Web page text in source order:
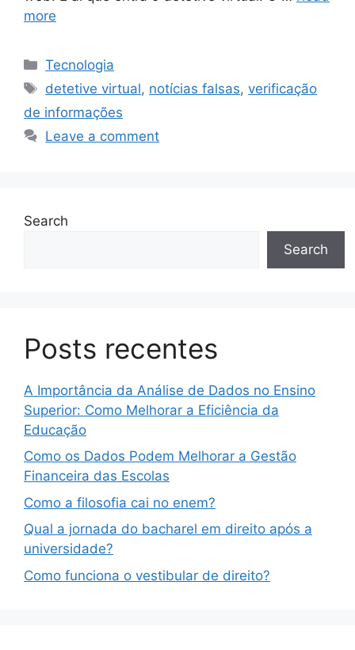
more
Categories
Tecnologia
Tags
detetive virtual, notícias falsas,verificação
de informações
Leave a comment
Search
Search
Posts recentes
A Importância da Análise de Dados no Ensino
Superior: Como Melhorar a Eficiência da
Educação
Como os Dados Podem Melhorar a Gestão
Financeira das Escolas
Como a filosofia cai no enem?
Qual a jornada do bacharel em direito após a
universidade?
Como funciona o vestibular de direito?